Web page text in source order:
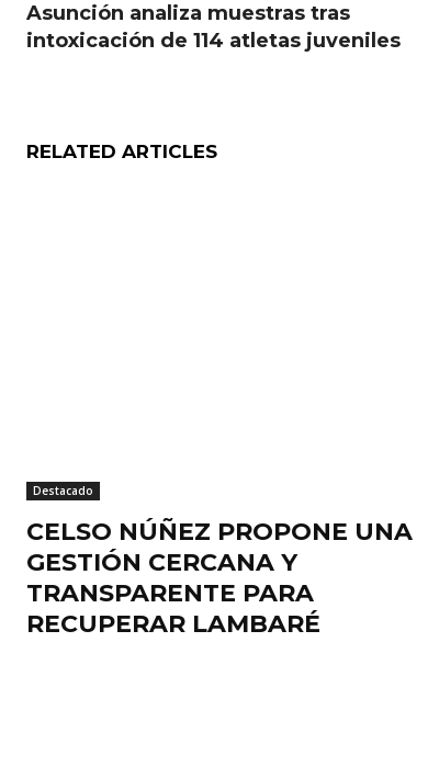
Asunción analiza muestras tras
intoxicación de 114 atletas juveniles
RELATED ARTICLES
Destacado
CELSO NÚÑEZ PROPONE UNA
GESTIÓN CERCANA Y
TRANSPARENTE PARA
RECUPERAR LAMBARÉ